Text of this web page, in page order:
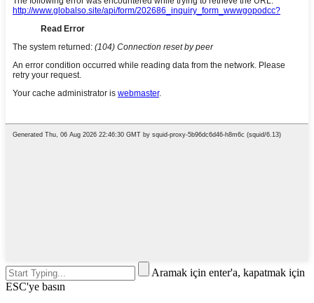
Aramak için enter'a, kapatmak için
ESC'ye basın